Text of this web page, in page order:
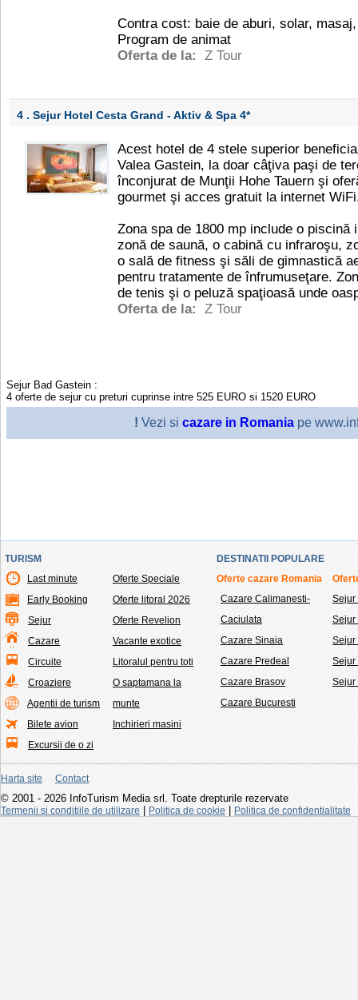
Contra cost: baie de aburi, solar,
Program de animat
Oferta de la:
Z Tour
4 . Sejur Hotel Cesta Grand - Aktiv & Spa 4*
Acest hotel de 4 stele superior
Valea Gastein, la doar câţiva paşi de
înconjurat de Munţii Hohe Tauern şi
gourmet şi acces gratuit la internet
Zona spa de 1800 mp include o piscină
zonă de saună, o cabină cu infraroşu,
o sală de fitness şi săli de gimnastică
pentru tratamente de înfrumuseţare.
de tenis şi o peluză spaţioasă unde
Oferta de la:
Z Tour
Sejur Bad Gastein :
4 oferte de sejur cu preturi cuprinse intre 525 EURO si 1520 EURO
! Vezi si cazare in Romania pe
TURISM
Last minute
Early Booking
Sejur
Cazare
Circuite
Croaziere
Agentii de turism
Bilete avion
Excursii de o zi
Oferte Speciale
Oferte litoral 2026
Oferte Revelion
Vacante exotice
Litoralul pentru toti
O saptamana la
munte
Inchirieri masini
DESTINATII POPULARE
Oferte cazare Romania
Cazare Calimanesti-
Caciulata
Cazare Sinaia
Cazare Predeal
Cazare Brasov
Cazare Bucuresti
Sejur
Sejur
Sejur
Sejur
Sejur
Harta site Contact
© 2001 - 2026 InfoTurism Media srl. Toate drepturile rezervate
Termenii si conditiile de utilizare Politica de cookie Politica de confidentialitate